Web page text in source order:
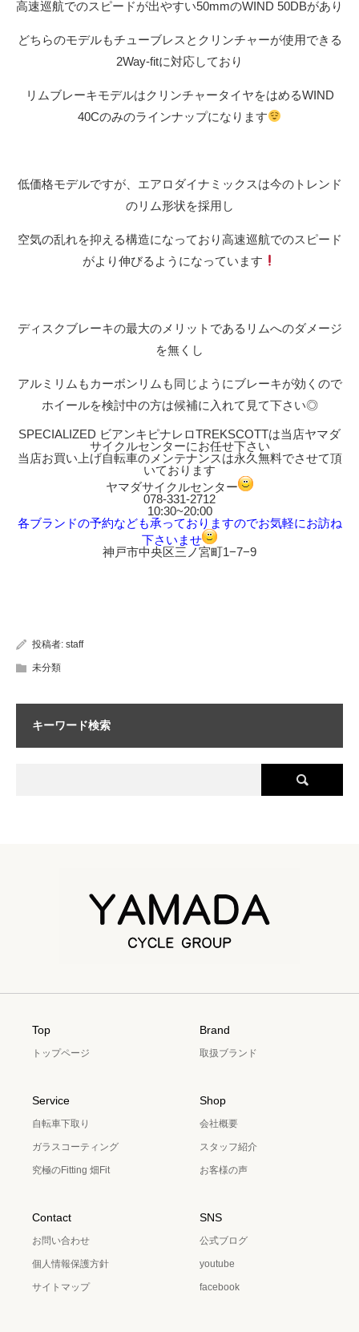
高速巡航でのスピードが出やすい50mmのWIND 50DBがあり
どちらのモデルもチューブレスとクリンチャーが使用できる
2Way-fitに対応しており
リムブレーキモデルはクリンチャータイヤをはめるWIND
40Cのみのラインナップになります
低価格モデルですが、エアロダイナミックスは今のトレンド
のリム形状を採用し
空気の乱れを抑える構造になっており高速巡航でのスピード
がより伸びるようになっています
ディスクブレーキの最大のメリットであるリムへのダメージ
を無くし
アルミリムもカーボンリムも同じようにブレーキが効くので
ホイールを検討中の方は候補に入れて見て下さい◎
SPECIALIZED ビアンキピナレロTREKSCOTTは当店ヤマダ
サイクルセンターにお任せ下さい
当店お買い上げ自転車のメンテナンスは永久無料でさせて頂
いております
ヤマダサイクルセンター
078-331-2712
10:30~20:00
各ブランドの予約なども承っておりますのでお気軽にお訪ね
下さいませ
神戸市中央区三ノ宮町1−7−9
投稿者: staff
未分類
キーワード検索
Top
トップページ
Brand
取扱ブランド
Service
自転車下取り
ガラスコーティング
究極のFitting 畑Fit
Shop
会社概要
スタッフ紹介
お客様の声
Contact
お問い合わせ
個人情報保護方針
サイトマップ
SNS
公式ブログ
youtube
facebook